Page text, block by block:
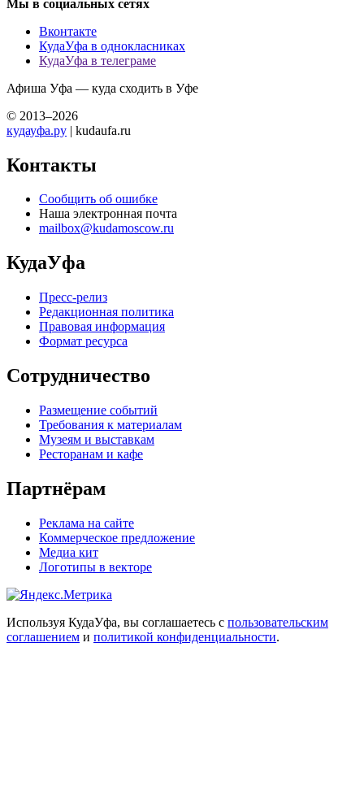
Мы в социальных сетях
Вконтакте
КудаУфа в однокласниках
КудаУфа в телеграме
Афиша Уфа — куда сходить в Уфе
© 2013–2026
кудауфа.ру | kudaufa.ru
Контакты
Сообщить об ошибке
Наша электронная почта
mailbox@kudamoscow.ru
КудаУфа
Пресс-релиз
Редакционная политика
Правовая информация
Формат ресурса
Сотрудничество
Размещение событий
Требования к материалам
Музеям и выставкам
Ресторанам и кафе
Партнёрам
Реклама на сайте
Коммерческое предложение
Медиа кит
Логотипы в векторе
Используя КудаУфа, вы соглашаетесь с пользовательским
соглашением и политикой конфиденциальности.